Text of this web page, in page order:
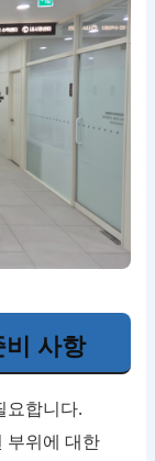
사항
요합니다.
부위에 대한